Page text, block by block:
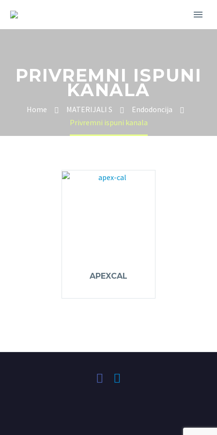
PRIVREMNI ISPUNI
KANALA
Home MATERIJALI S
Endodoncija
Privremni ispuni kanala
APEXCAL